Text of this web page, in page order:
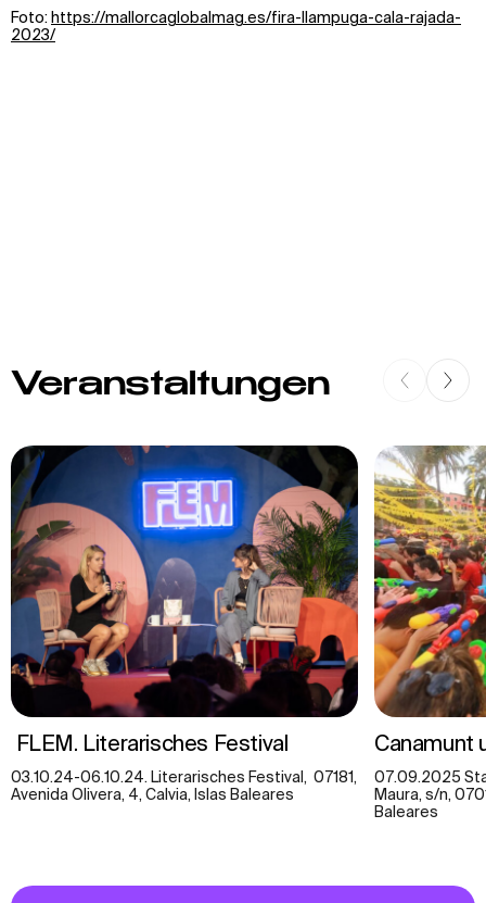
Foto: https://mallorcaglobalmag.es/fira-llampuga-cala-rajada-
2023/
Veranstaltungen
FLEM. Literarisches Festival
03.10.24-06.10.24. Literarisches Festival, 07181,
Avenida Olivera, 4, Calvia, Islas Baleares
Canamunt
07.09.2025
Maura, s/n,
Baleares